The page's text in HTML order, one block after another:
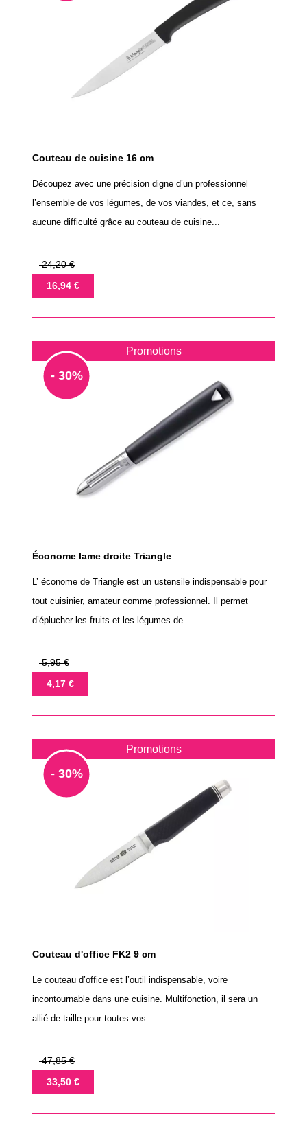
Couteau de cuisine 16 cm
Découpez avec une précision digne d’un professionnel
l’ensemble de vos légumes, de vos viandes, et ce, sans
aucune difficulté grâce au couteau de cuisine...
Prix
base
24,20 €
Prix16,94 €
Promotions
- 30%
Économe lame droite Triangle
L’ économe de Triangle est un ustensile indispensable pour
tout cuisinier, amateur comme professionnel. Il permet
d’éplucher les fruits et les légumes de...
Prix
base
5,95 €
Prix4,17 €
Promotions
- 30%
Couteau d'office FK2 9 cm
Le couteau d’office est l’outil indispensable, voire
incontournable dans une cuisine. Multifonction, il sera un
allié de taille pour toutes vos...
Prix
base
47,85 €
Prix33,50 €